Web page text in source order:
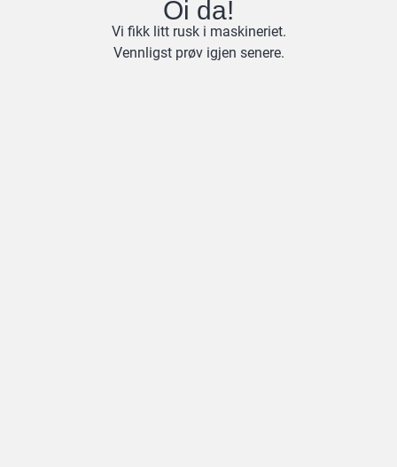
Oi da!
Vi fikk litt rusk i maskineriet.
Vennligst prøv igjen senere.